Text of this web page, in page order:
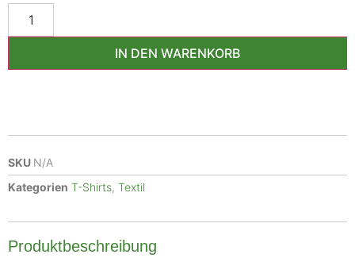
IN DEN WARENKORB
SKU N/A
Kategorien T-Shirts, Textil
Produktbeschreibung